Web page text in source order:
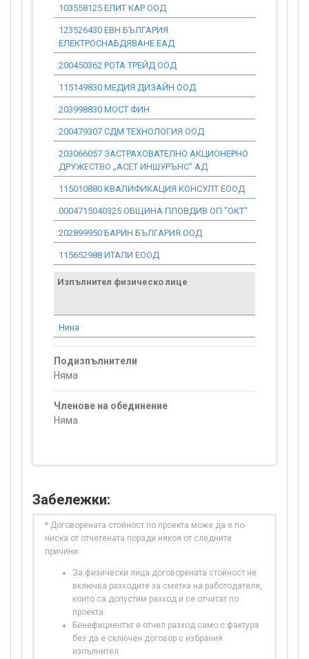
103558125 ЕЛИТ КАР ООД
123526430 ЕВН БЪЛГАРИЯ
ЕЛЕКТРОСНАБДЯВАНЕ ЕАД
200450362 РОТА ТРЕЙД ООД
115149830 МЕДИЯ ДИЗАЙН ООД
203998830 МОСТ ФИН
200479307 СДМ ТЕХНОЛОГИЯ ООД
203066057 ЗАСТРАХОВАТЕЛНО АКЦИОНЕРНО
ДРУЖЕСТВО „АСЕТ ИНШУРЪНС" АД
115010880 КВАЛИФИКАЦИЯ КОНСУЛТ ЕООД
0004715040325 ОБЩИНА ПЛОВДИВ ОП "ОКТ"
202899950 БАРИН БЪЛГАРИЯ ООД
115652988 ИТАЛИ ЕООД
Изпълнител физическо лице
Нина
Подизпълнители
Няма
Членове на обединение
Няма
Забележки:
* Договорената стойност по проекта може да е по-
ниска от отчетената поради някоя от следните
причини:
За физически лица договорената стойност не
включва разходите за сметка на работодателя,
които са допустим разход и се отчитат по
проекта
Бенефициентът е отчел разход само с фактура
без да е сключен договор с избрания
изпълнител